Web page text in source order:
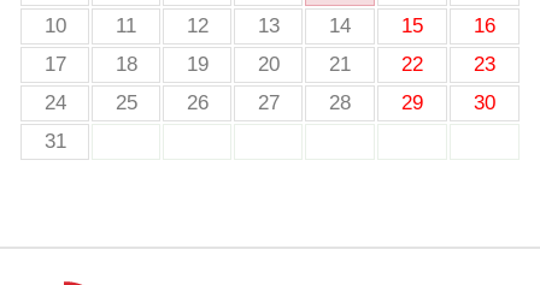
10
11 12 13 14 15
16
17
18 19 20 21 22
23
24
25 26 27 28 29
30
31